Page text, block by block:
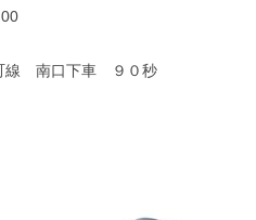
線 南口下車 ９０秒